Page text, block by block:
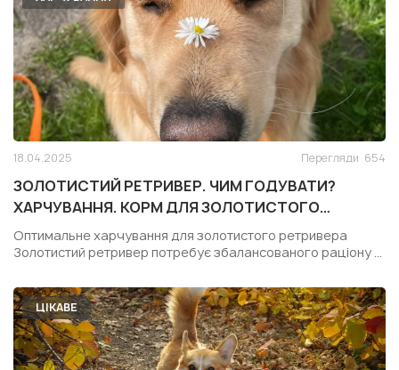
18.04.2025 Перегляди 654
ЗОЛОТИСТИЙ РЕТРИВЕР. ЧИМ ГОДУВАТИ?
ХАРЧУВАННЯ. КОРМ ДЛЯ ЗОЛОТИСТОГО
РЕТРИВЕРА
Оптимальне харчування для золотистого ретривера
Золотистий ретривер потребує збалансованого раціону ...
ЦІКАВЕ